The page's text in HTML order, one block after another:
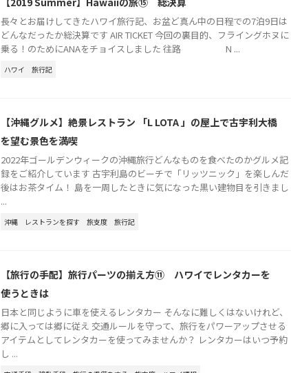
長々とお届けしてきたハワイ旅行記、お盆ど真ん中の日程での7泊9日は
どんなだったか総決算です AIR TICKET 今回の裏目的、フライングホヌに
乗る！のためにANAをチョイスしました 往路 N ...
ハワイ 旅行記
【沖縄グルメ】絶景レストラン 「L LOTA 」の屋上で古宇利大橋
を望む景色を満喫
2022年ゴールデンウィークの沖縄旅行どんなものを食べたのかグルメ記
録をご紹介しています 古宇利島のビーチで「リッツニック」を楽しんだ
後はお茶タイム！ 島を一周したときに気になった黒い建物目を引きまし
...
沖縄 レストランを探す 旅支度 旅行記
【旅行の手配】旅行パーツの揃え方⑪ ハワイでレンタカーを
使うときは
日本と同じように車を使えるレンタカー そんなに難しくはないけれど、
郷に入っては郷に従え 交通ルールを守って、旅行をパワーアップさせる
アイテムとしてレンタカーを使ってみませんか？ レンタカーはいつ予約
し ...